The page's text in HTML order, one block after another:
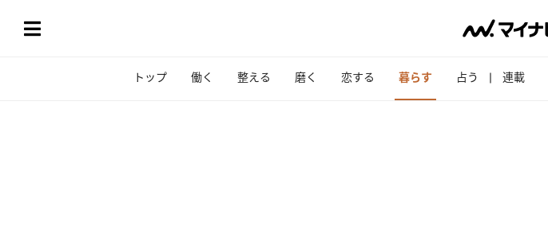
トップ 働く 整える 磨く 恋する 暮らす 占う 連載